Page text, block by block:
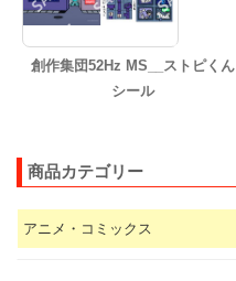
創作集団52Hz MS__ストピくん
シール
商品カテゴリー
アニメ・コミックス